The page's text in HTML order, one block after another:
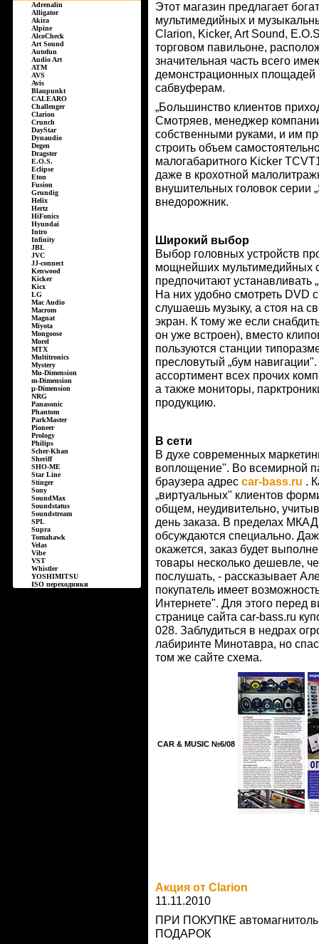
Adrenalin
Alligator
Akira
Alpine
AlcoCheck
Art Sound
Autofun
Audio Art
ATM
AVS
Avis
Blaupunkt
CALEARO
Challenger
Clarion
Crunch
DayStar
Dynaudio
Degen
Dragster
E.O.S.
Eclipse
Eton
Fusion
Grundig
Helix
Hertz
HiFonics
Hyundai
Intro
Infinity
JBL
JVC
JJ-connect
Kenwood
Kicker
Kicx
LG
Mac Audio
Macrom
Magnat
Miyota
Mongoose
Morel
MTX
Multitronics
Mystery
Mu-Dimension
m-Dimension
µ-Dimension
NRG
Panasonic
Phantom
ParkMaster
Pioneer
Prology
Philips
Scher-Khan
Sheriff
SHO-ME
Star Line
Stinger
Sony
SoundMax
Soundstatus
Soundstream
SPL
Supra
Tomahawk
Velas
Vibe
VST
Whistler
YOSHIMITSU
ISO переходники
Этот магазин предлагает
мультимедийных и
Clarion, Kicker, Art Sound,
торговом павильоне,
значительная часть всего
демонстрационных площадей
сабвуферам.
„Большинство клиентов
Смотряев, менеджер
собственными руками, и им
строить объем
малогабаритного Kicker
даже в крохотной
внушительных головок серии
внедорожник.
Широкий выбор
Выбор головных устройств
мощнейших мультимедийных
предпочитают
На них удобно смотреть DVD
слушаешь музыку, а стоя на
экран. К тому же если
он уже встроен), вместо
пользуются станции
пресловутый „бум
ассортимент всех прочих
а также мониторы,
продукцию.
В сети
В духе современных
воплощение". Во всемирной
браузера адрес car-bass.ru .
„виртуальных" клиентов
общем, неудивительно,
день заказа. В пределах
обсуждаются специально.
окажется, заказ будет
товары несколько дешевле,
послушать, - рассказывает
покупатель имеет
Интернете". Для этого перед
странице сайта car-bass.ru
028. Заблудиться в недрах
лабиринте Минотавра, но
том же сайте схема.
CAR & MUSIC №6/08
Акция от Clarion
11.11.2010
ПРИ ПОКУПКЕ
ПОДАРОК